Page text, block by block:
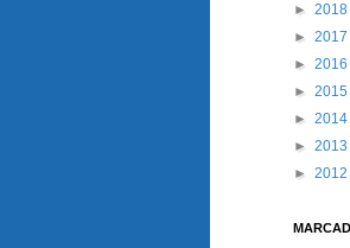
► 2018
► 2017
► 2016
► 2015
► 2014
► 2013
► 2012